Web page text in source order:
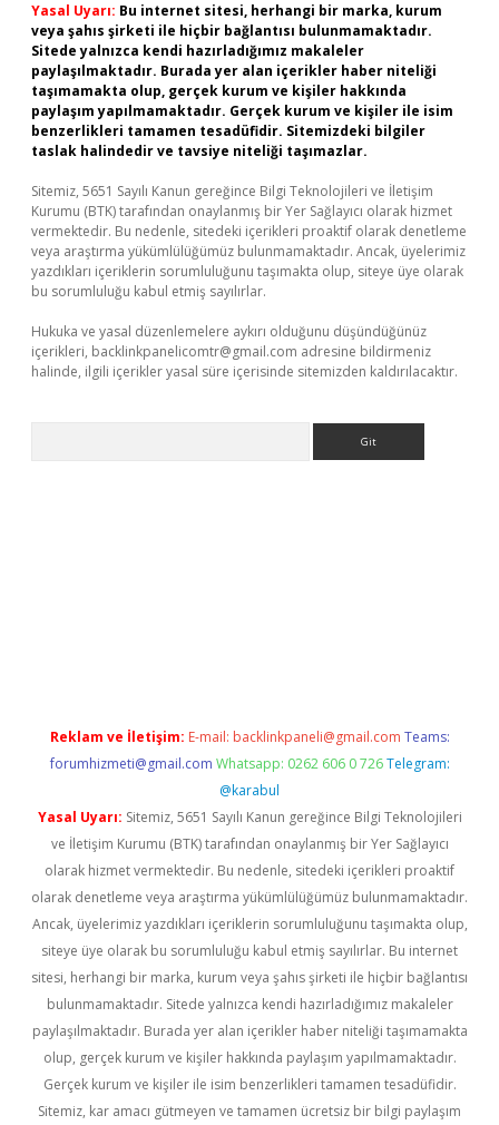
Yasal Uyarı: Bu internet sitesi, herhangi bir marka, kurum
veya şahıs şirketi ile hiçbir bağlantısı bulunmamaktadır.
Sitede yalnızca kendi hazırladığımız makaleler
paylaşılmaktadır. Burada yer alan içerikler haber niteliği
taşımamakta olup, gerçek kurum ve kişiler hakkında
paylaşım yapılmamaktadır. Gerçek kurum ve kişiler ile isim
benzerlikleri tamamen tesadüfidir. Sitemizdeki bilgiler
taslak halindedir ve tavsiye niteliği taşımazlar.
Sitemiz, 5651 Sayılı Kanun gereğince Bilgi Teknolojileri ve İletişim
Kurumu (BTK) tarafından onaylanmış bir Yer Sağlayıcı olarak hizmet
vermektedir. Bu nedenle, sitedeki içerikleri proaktif olarak denetleme
veya araştırma yükümlülüğümüz bulunmamaktadır. Ancak, üyelerimiz
yazdıkları içeriklerin sorumluluğunu taşımakta olup, siteye üye olarak
bu sorumluluğu kabul etmiş sayılırlar.
Hukuka ve yasal düzenlemelere aykırı olduğunu düşündüğünüz
içerikleri, backlinkpanelicomtr@gmail.com adresine bildirmeniz
halinde, ilgili içerikler yasal süre içerisinde sitemizden kaldırılacaktır.
Reklam ve İletişim: E-mail: backlinkpaneli@gmail.com Teams:
forumhizmeti@gmail.com Whatsapp: 0262 606 0 726 Telegram:
@karabul
Yasal Uyarı: Sitemiz, 5651 Sayılı Kanun gereğince Bilgi Teknolojileri
ve İletişim Kurumu (BTK) tarafından onaylanmış bir Yer Sağlayıcı
olarak hizmet vermektedir. Bu nedenle, sitedeki içerikleri proaktif
olarak denetleme veya araştırma yükümlülüğümüz bulunmamaktadır.
Ancak, üyelerimiz yazdıkları içeriklerin sorumluluğunu taşımakta olup,
siteye üye olarak bu sorumluluğu kabul etmiş sayılırlar. Bu internet
sitesi, herhangi bir marka, kurum veya şahıs şirketi ile hiçbir bağlantısı
bulunmamaktadır. Sitede yalnızca kendi hazırladığımız makaleler
paylaşılmaktadır. Burada yer alan içerikler haber niteliği taşımamakta
olup, gerçek kurum ve kişiler hakkında paylaşım yapılmamaktadır.
Gerçek kurum ve kişiler ile isim benzerlikleri tamamen tesadüfidir.
Sitemiz, kar amacı gütmeyen ve tamamen ücretsiz bir bilgi paylaşım